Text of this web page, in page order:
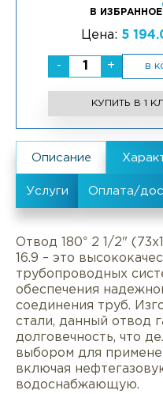
В ИЗБРАННОЕ
Цена: 5
- + в
КУПИТЬ В 1
Отвод 180° 2 1/2"
16.9 – это
трубопроводных
обеспечения
соединения труб.
стали, данный отвод
долговечность, что
выбором для
включая
водоснабжающую.